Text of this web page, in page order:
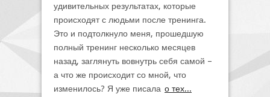
удивительных результатах, которые
происходят с людьми после тренинга.
Это и подтолкнуло меня, прошедшую
полный тренинг несколько месяцев
назад, заглянуть вовнутрь себя самой –
а что же происходит со мной, что
изменилось? Я уже писала о тех...